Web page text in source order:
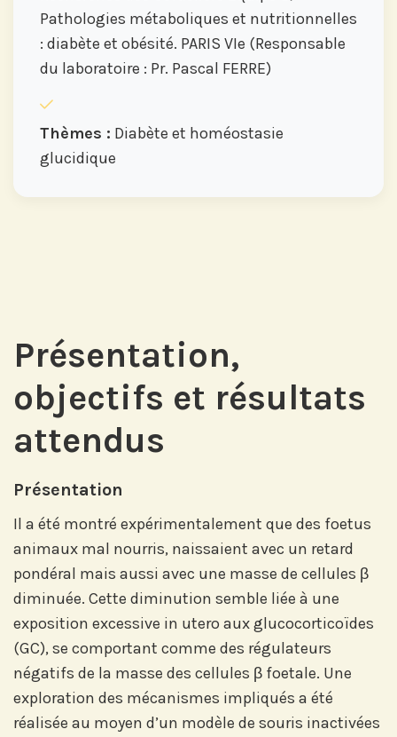
Pathologies métaboliques et nutritionnelles
: diabète et obésité. PARIS VIe (Responsable
du laboratoire : Pr. Pascal FERRE)
Thèmes : Diabète et homéostasie
glucidique
Présentation,
objectifs et résultats
attendus
Présentation
Il a été montré expérimentalement que des foetus
animaux mal nourris, naissaient avec un retard
pondéral mais aussi avec une masse de cellules β
diminuée. Cette diminution semble liée à une
exposition excessive in utero aux glucocorticoïdes
(GC), se comportant comme des régulateurs
négatifs de la masse des cellules β foetale. Une
exploration des mécanismes impliqués a été
réalisée au moyen d’un modèle de souris inactivées